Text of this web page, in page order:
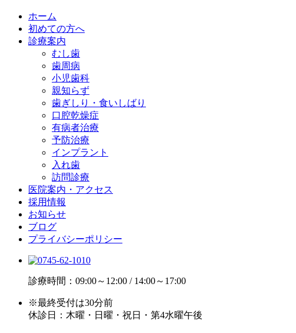
ホーム
初めての方へ
診療案内
むし歯
歯周病
小児歯科
親知らず
歯ぎしり・食いしばり
口腔乾燥症
有病者治療
予防治療
インプラント
入れ歯
訪問診療
医院案内・アクセス
採用情報
お知らせ
ブログ
プライバシーポリシー
診療時間：09:00～12:00 / 14:00～17:00
※最終受付は30分前
休診日：木曜・日曜・祝日・第4水曜午後